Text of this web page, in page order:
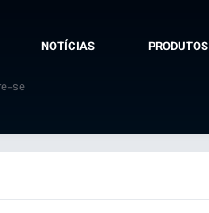
NOTÍCIAS PRODUTOS
se